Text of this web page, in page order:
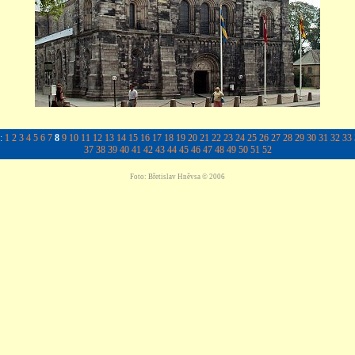
1 2 3 4 5 6 7 8 9 10 11 12 13 14 15 16 17 18 19 20 21 22 23 24 25 26 27 28 29 30 31 32 33
37 38 39 40 41 42 43 44 45 46 47 48 49 50 51 52
Foto: Břetislav Hněvsa © 2006